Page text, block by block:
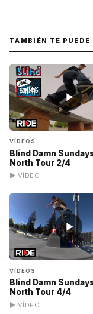
TAMBIÉN TE PUEDE
▶
VÍDEOS
Blind Damn
North Tour 2/4
▶ VÍDEO
▶
VÍDEOS
Blind Damn
North Tour 4/4
▶ VÍDEO